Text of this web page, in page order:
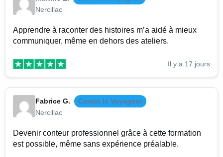
Nercillac
Apprendre à raconter des histoires m’a aidé à mieux
communiquer, même en dehors des ateliers.
Il y a 17 jours
Fabrice G.
Cantin le Voyageur
Nercillac
Devenir conteur professionnel grâce à cette formation
est possible, même sans expérience préalable.